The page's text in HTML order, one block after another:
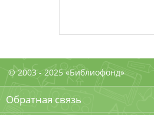
© 2003 - 2025 «Библиофонд»
Обратная связь